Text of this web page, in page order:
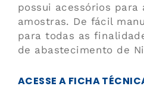
possui acessórios para
amostras. De fácil
para todas as
de abastecimento de
ACESSE A FICHA